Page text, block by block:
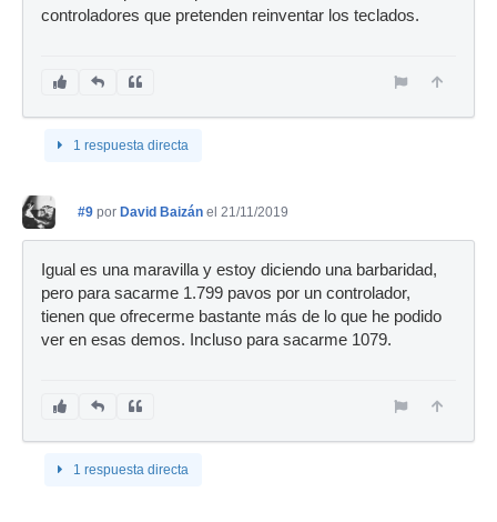
controladores que pretenden reinventar los teclados.
1 respuesta directa
#9 por David Baizán el 21/11/2019
Igual es una maravilla y estoy diciendo una barbaridad,
pero para sacarme 1.799 pavos por un controlador,
tienen que ofrecerme bastante más de lo que he podido
ver en esas demos. Incluso para sacarme 1079.
1 respuesta directa